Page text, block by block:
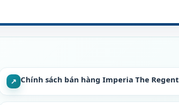
↗ Chính sách bán hàng Imperia The Regent